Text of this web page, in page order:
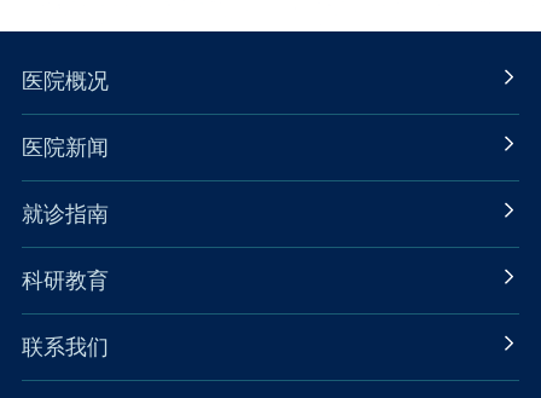
医院概况
医院新闻
就诊指南
科研教育
联系我们